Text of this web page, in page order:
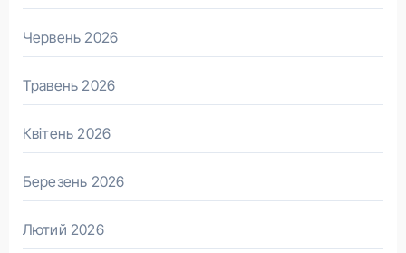
Червень 2026
Травень 2026
Квітень 2026
Березень 2026
Лютий 2026